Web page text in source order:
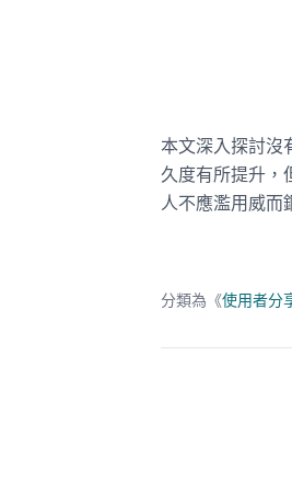
本文深入探討沒
久度有所提升，
人不應濫用威而
分類為《使用者分